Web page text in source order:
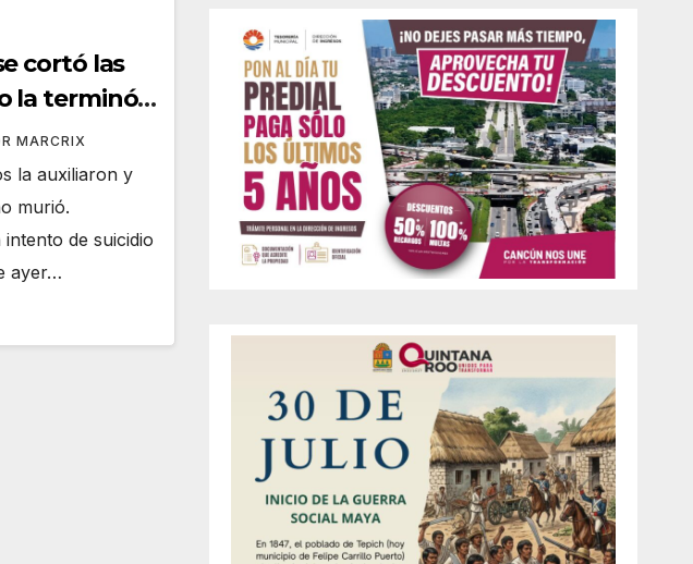
cortó las
la terminó,
MARCRIX
la auxiliaron y
murió.
de suicidio
ayer…